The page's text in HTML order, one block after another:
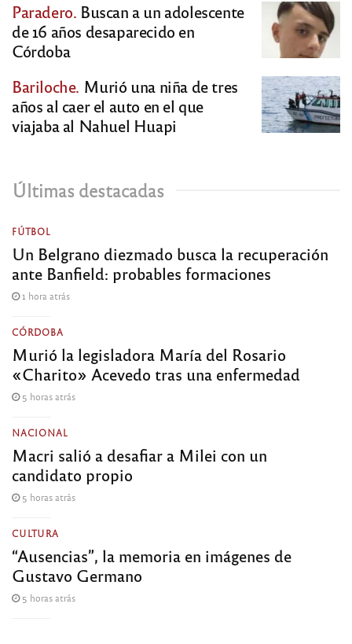
Paradero. Buscan a un adolescente
de 16 años desaparecido en
Córdoba
Bariloche. Murió una niña de tres
años al caer el auto en el que
viajaba al Nahuel Huapi
Últimas destacadas
FÚTBOL
Un Belgrano diezmado busca la recuperación
ante Banfield: probables formaciones
1 hora atrás
CÓRDOBA
Murió la legisladora María del Rosario
«Charito» Acevedo tras una enfermedad
5 horas atrás
NACIONAL
Macri salió a desafiar a Milei con un
candidato propio
5 horas atrás
CULTURA
“Ausencias”, la memoria en imágenes de
Gustavo Germano
5 horas atrás